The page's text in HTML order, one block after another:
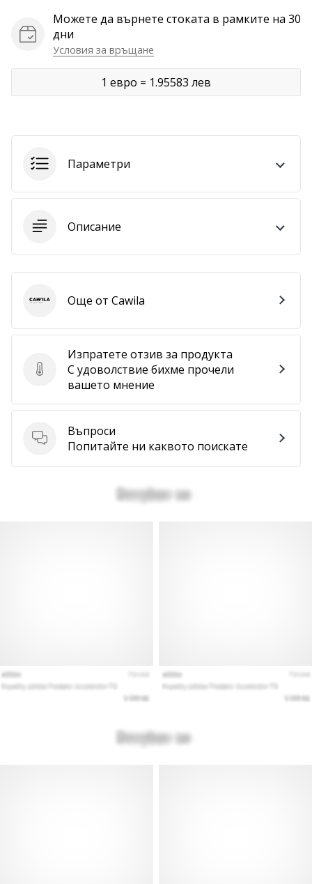
Можете да върнете стоката в рамките на 30
дни
Условия за връщане
1 евро = 1.95583 лев
Параметри
Описание
Изпратете отзив за продукта
Изпратете отзив за продукта
С удоволствие бихме прочели
вашето мнение
Въпроси
Въпроси
Попитайте ни каквото поискате
CawilaОще от Cawila